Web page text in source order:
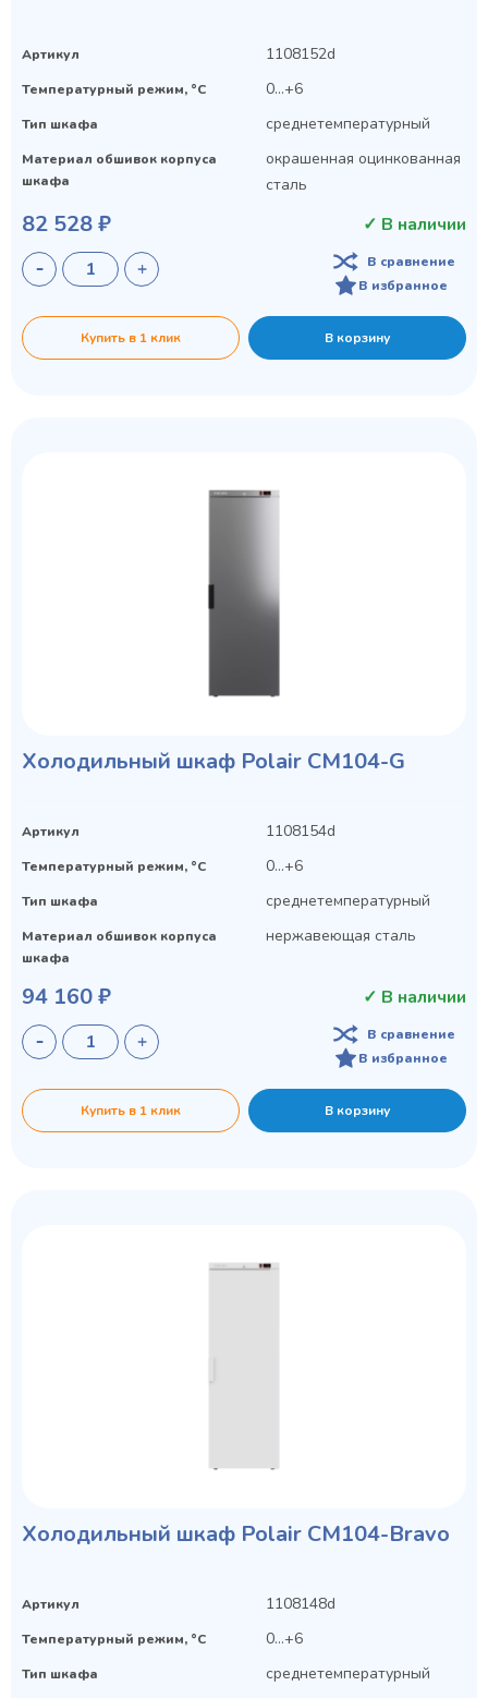
Артикул 1108152d
Температурный режим, °C 0…+6
Тип шкафа среднетемпературный
Материал обшивок корпуса
шкафа
окрашенная оцинкованная
сталь
82 528 ₽ ✓ В наличии
В сравнение
В избранное
Купить в 1 клик В корзину
Холодильный шкаф Polair CM104-G
Артикул 1108154d
Температурный режим, °C 0…+6
Тип шкафа среднетемпературный
Материал обшивок корпуса
шкафа
нержавеющая сталь
94 160 ₽ ✓ В наличии
В сравнение
В избранное
Купить в 1 клик В корзину
Холодильный шкаф Polair CM104-Bravo
Артикул 1108148d
Температурный режим, °C 0…+6
Тип шкафа
среднетемпературный